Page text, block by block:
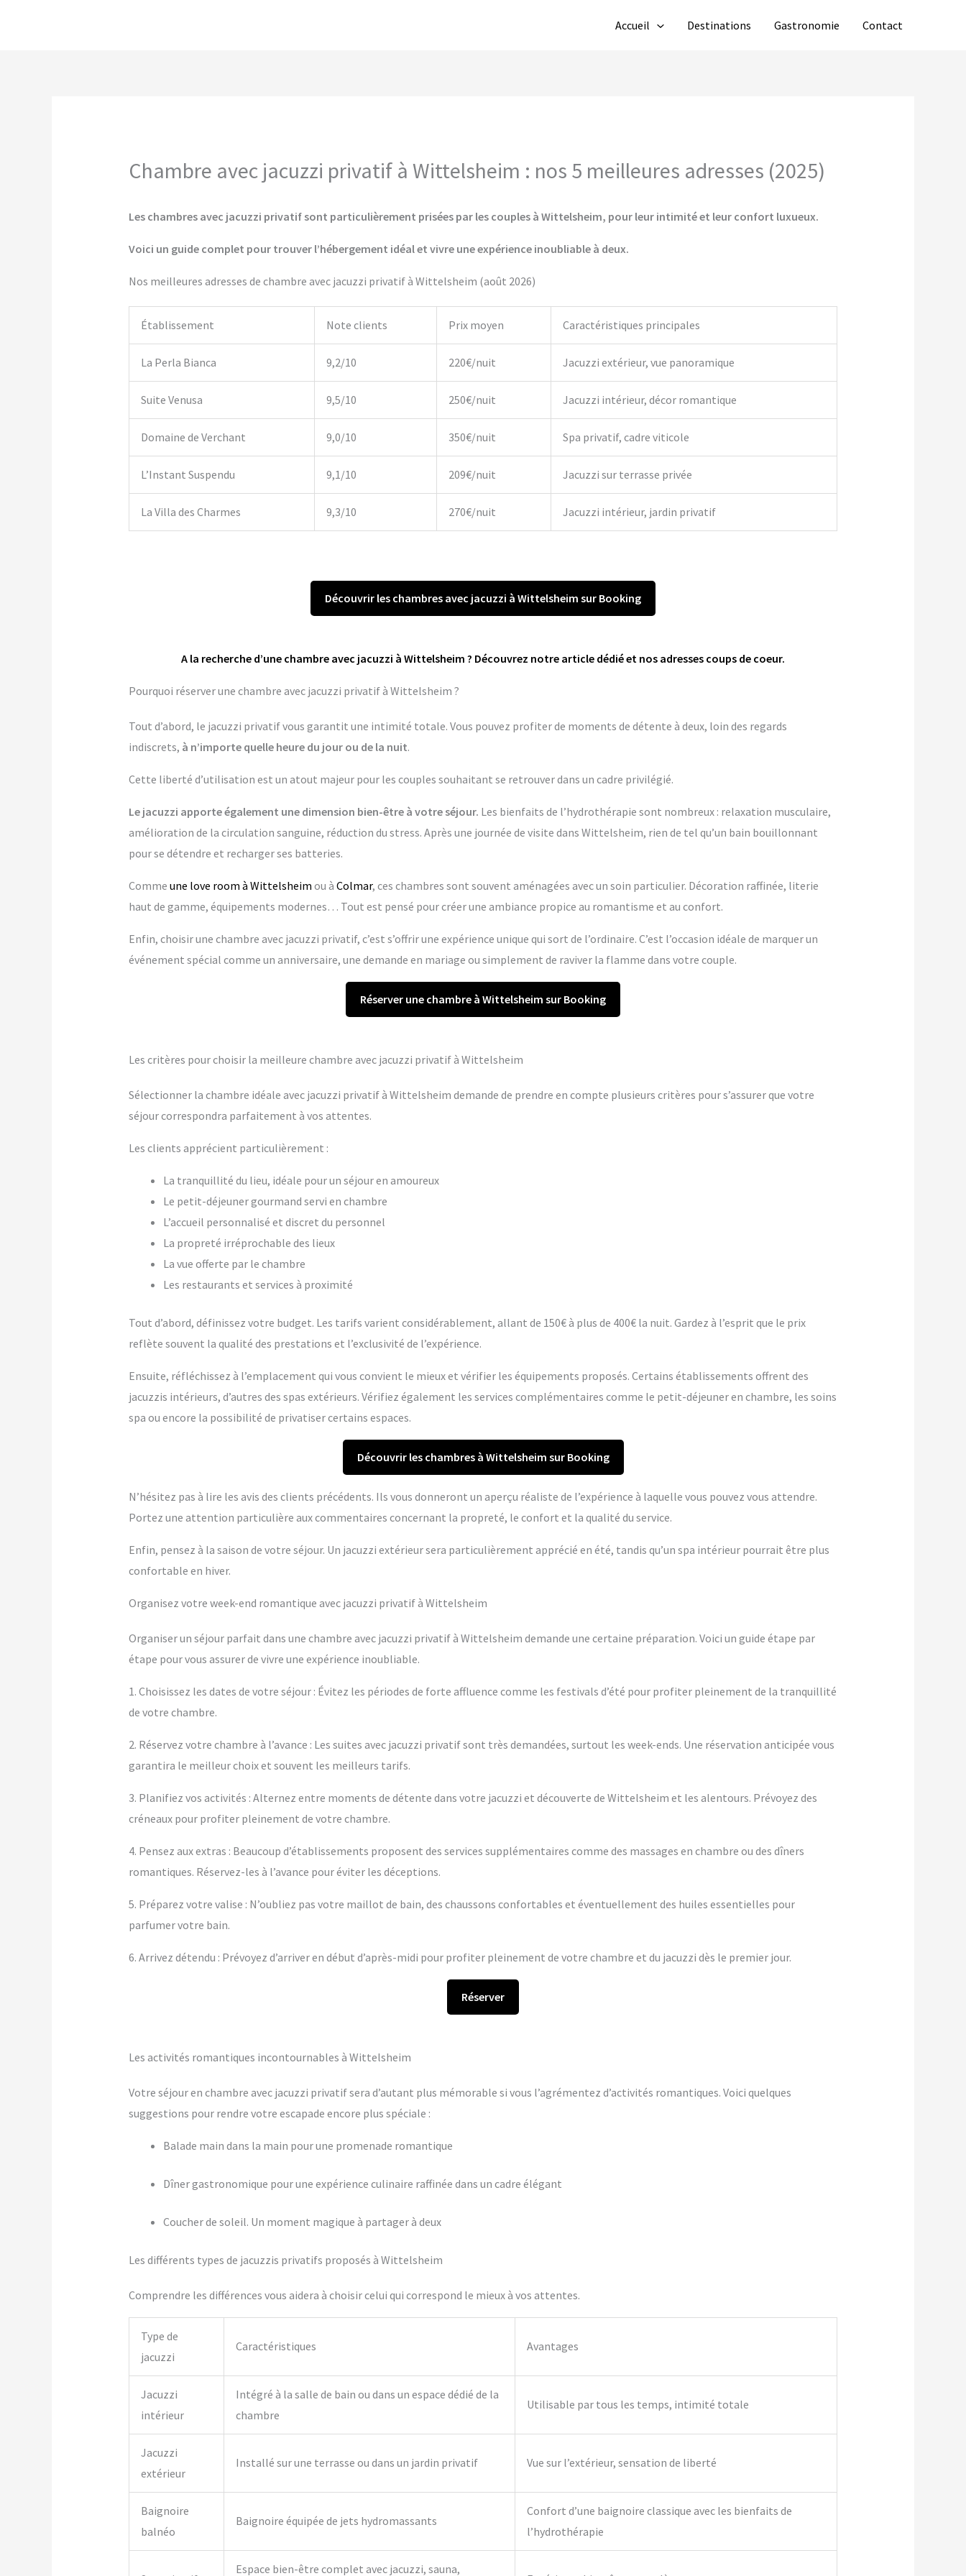
Accueil Destinations Gastronomie Contact
Chambre avec jacuzzi privatif à Wittelsheim : nos 5 meilleures adresses (2025)
Les chambres avec jacuzzi privatif sont particulièrement prisées par les couples à Wittelsheim, pour leur intimité et leur confort luxueux.
Voici un guide complet pour trouver l’hébergement idéal et vivre une expérience inoubliable à deux.
Nos meilleures adresses de chambre avec jacuzzi privatif à Wittelsheim (août 2026)
Établissement Note clients Prix moyen Caractéristiques principales
La Perla Bianca 9,2/10 220€/nuit Jacuzzi extérieur, vue panoramique
Suite Venusa 9,5/10 250€/nuit Jacuzzi intérieur, décor romantique
Domaine de Verchant 9,0/10 350€/nuit Spa privatif, cadre viticole
L’Instant Suspendu 9,1/10 209€/nuit Jacuzzi sur terrasse privée
La Villa des Charmes 9,3/10 270€/nuit Jacuzzi intérieur, jardin privatif
Découvrir les chambres avec jacuzzi à Wittelsheim sur Booking
A la recherche d’une chambre avec jacuzzi à Wittelsheim ? Découvrez notre article dédié et nos adresses coups de coeur.
Pourquoi réserver une chambre avec jacuzzi privatif à Wittelsheim ?
Tout d’abord, le jacuzzi privatif vous garantit une intimité totale. Vous pouvez profiter de moments de détente à deux, loin des regards
indiscrets, à n’importe quelle heure du jour ou de la nuit.
Cette liberté d’utilisation est un atout majeur pour les couples souhaitant se retrouver dans un cadre privilégié.
Le jacuzzi apporte également une dimension bien-être à votre séjour. Les bienfaits de l’hydrothérapie sont nombreux : relaxation musculaire,
amélioration de la circulation sanguine, réduction du stress. Après une journée de visite dans Wittelsheim, rien de tel qu’un bain bouillonnant
pour se détendre et recharger ses batteries.
Comme une love room à Wittelsheim ou à Colmar, ces chambres sont souvent aménagées avec un soin particulier. Décoration raffinée, literie
haut de gamme, équipements modernes… Tout est pensé pour créer une ambiance propice au romantisme et au confort.
Enfin, choisir une chambre avec jacuzzi privatif, c’est s’offrir une expérience unique qui sort de l’ordinaire. C’est l’occasion idéale de marquer un
événement spécial comme un anniversaire, une demande en mariage ou simplement de raviver la flamme dans votre couple.
Réserver une chambre à Wittelsheim sur Booking
Les critères pour choisir la meilleure chambre avec jacuzzi privatif à Wittelsheim
Sélectionner la chambre idéale avec jacuzzi privatif à Wittelsheim demande de prendre en compte plusieurs critères pour s’assurer que votre
séjour correspondra parfaitement à vos attentes.
Les clients apprécient particulièrement :
La tranquillité du lieu, idéale pour un séjour en amoureux
Le petit-déjeuner gourmand servi en chambre
L’accueil personnalisé et discret du personnel
La propreté irréprochable des lieux
La vue offerte par le chambre
Les restaurants et services à proximité
Tout d’abord, définissez votre budget. Les tarifs varient considérablement, allant de 150€ à plus de 400€ la nuit. Gardez à l’esprit que le prix
reflète souvent la qualité des prestations et l’exclusivité de l’expérience.
Ensuite, réfléchissez à l’emplacement qui vous convient le mieux et vérifier les équipements proposés. Certains établissements offrent des
jacuzzis intérieurs, d’autres des spas extérieurs. Vérifiez également les services complémentaires comme le petit-déjeuner en chambre, les soins
spa ou encore la possibilité de privatiser certains espaces.
Découvrir les chambres à Wittelsheim sur Booking
N’hésitez pas à lire les avis des clients précédents. Ils vous donneront un aperçu réaliste de l’expérience à laquelle vous pouvez vous attendre.
Portez une attention particulière aux commentaires concernant la propreté, le confort et la qualité du service.
Enfin, pensez à la saison de votre séjour. Un jacuzzi extérieur sera particulièrement apprécié en été, tandis qu’un spa intérieur pourrait être plus
confortable en hiver.
Organisez votre week-end romantique avec jacuzzi privatif à Wittelsheim
Organiser un séjour parfait dans une chambre avec jacuzzi privatif à Wittelsheim demande une certaine préparation. Voici un guide étape par
étape pour vous assurer de vivre une expérience inoubliable.
1. Choisissez les dates de votre séjour : Évitez les périodes de forte affluence comme les festivals d’été pour profiter pleinement de la tranquillité
de votre chambre.
2. Réservez votre chambre à l’avance : Les suites avec jacuzzi privatif sont très demandées, surtout les week-ends. Une réservation anticipée vous
garantira le meilleur choix et souvent les meilleurs tarifs.
3. Planifiez vos activités : Alternez entre moments de détente dans votre jacuzzi et découverte de Wittelsheim et les alentours. Prévoyez des
créneaux pour profiter pleinement de votre chambre.
4. Pensez aux extras : Beaucoup d’établissements proposent des services supplémentaires comme des massages en chambre ou des dîners
romantiques. Réservez-les à l’avance pour éviter les déceptions.
5. Préparez votre valise : N’oubliez pas votre maillot de bain, des chaussons confortables et éventuellement des huiles essentielles pour
parfumer votre bain.
6. Arrivez détendu : Prévoyez d’arriver en début d’après-midi pour profiter pleinement de votre chambre et du jacuzzi dès le premier jour.
Réserver
Les activités romantiques incontournables à Wittelsheim
Votre séjour en chambre avec jacuzzi privatif sera d’autant plus mémorable si vous l’agrémentez d’activités romantiques. Voici quelques
suggestions pour rendre votre escapade encore plus spéciale :
Balade main dans la main pour une promenade romantique
Dîner gastronomique pour une expérience culinaire raffinée dans un cadre élégant
Coucher de soleil. Un moment magique à partager à deux
Les différents types de jacuzzis privatifs proposés à Wittelsheim
Comprendre les différences vous aidera à choisir celui qui correspond le mieux à vos attentes.
Type de
jacuzzi
Caractéristiques Avantages
Jacuzzi
intérieur
Intégré à la salle de bain ou dans un espace dédié de la
chambre
Utilisable par tous les temps, intimité totale
Jacuzzi
extérieur
Installé sur une terrasse ou dans un jardin privatif Vue sur l’extérieur, sensation de liberté
Baignoire
balnéo
Baignoire équipée de jets hydromassants
Confort d’une baignoire classique avec les bienfaits de
l’hydrothérapie
Espace bien-être complet avec jacuzzi, sauna,